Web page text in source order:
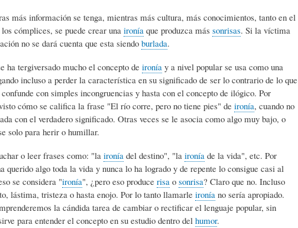
N
D
E
H
U
G
F
Í
más información se tenga, mientras más cultura, más conocimientos, tanto en el
cómplices, se puede crear una ironía que produzca más sonrisas. Si la víctima
no se dará cuenta que esta siendo burlada.
ha tergiversado mucho el concepto de ironía y a nivel popular se usa como una
incluso a perder la característica en su significado de ser lo contrario de lo que
con simples incongruencias y hasta con el concepto de ilógico. Por
cómo se califica la frase "El río corre, pero no tiene pies" de ironía, cuando no
con el verdadero significado. Otras veces se le asocia como algo muy bajo, o
solo para herir o humillar.
o leer frases como: "la ironía del destino", "la ironía de la vida", etc. Por
querido algo toda la vida y nunca lo ha logrado y de repente lo consigue casi al
se considera "ironía", ¿pero eso produce risa o sonrisa? Claro que no. Incluso
lástima, tristeza o hasta enojo. Por lo tanto llamarle ironía no sería apropiado.
la cándida tarea de cambiar o rectificar el lenguaje popular, sin
para entender el concepto en su estudio dentro del humor.